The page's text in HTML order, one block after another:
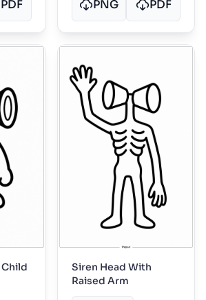
PDF PNG PDF
Child
Siren Head With
Raised Arm